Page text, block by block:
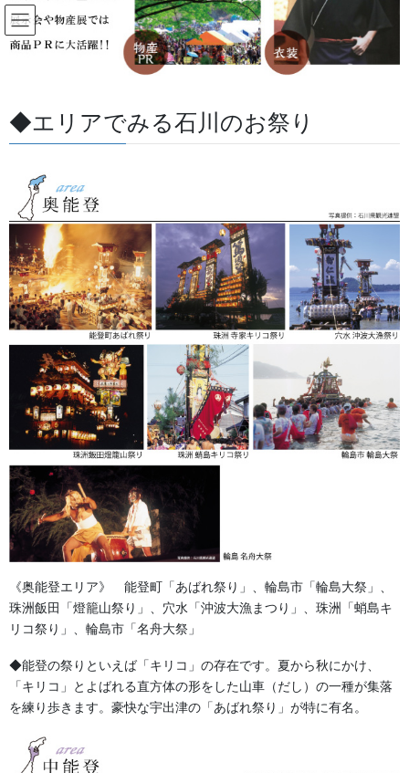
コ
ン
テ
移
動
ナ
ビ
ゲ
ン
に
すべての記事
すべての記事 かま
かま
2025/05/19
獅子舞・衣裳・別仕立・小物
なぎなた、丸棒、太刀、三つ
剣、 棒振り用
石川県の金沢、加賀の獅子舞に使う木製の得物です。各町会ごと
にサイズが違ったりしておりますが当店では、別注品としてご注
文をお受けいたしております。納期に時間がかかりますのででき
るだけ早めのご予約をお願いいたします。着色もお […]
法被・はっぴ・はんてん・印半纏
よもやま話
お祭備品と豆知識
お祭用品・品目
獅子舞・衣裳・別仕立・小物
祭り前掛け・けんたい・胸当て
提灯 祭
幕・のぼり
◆エリアでみる石川のお祭り
《奥能登エリア》 能登町「あばれ祭り」、輪島市「輪島大祭」、
珠洲飯田「燈籠山祭り」、穴水「沖波大漁まつり」、珠洲「蛸島キ
リコ祭り」、輪島市「名舟大祭」
◆能登の祭りといえば「キリコ」の存在です。夏から秋にかけ、
「キリコ」とよばれる直方体の形をした山車（だし）の一種が集落
を練り歩きます。豪快な宇出津の「あばれ祭り」が特に有名。